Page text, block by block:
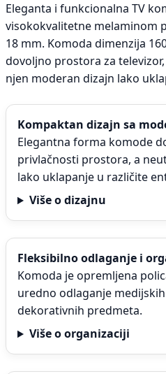
Eleganta i funkcionalna TV
visokokvalitetne melaminom
18 mm. Komoda dimenzija
dovoljno prostora za
njen moderan dizajn lako
Kompaktan dizajn sa
Elegantna forma komode
privlačnosti prostora, a
lako uklapanje u različite
Više o dizajnu
Fleksibilno odlaganje i
Komoda je opremljena
uredno odlaganje
dekorativnih predmeta.
Više o organizaciji